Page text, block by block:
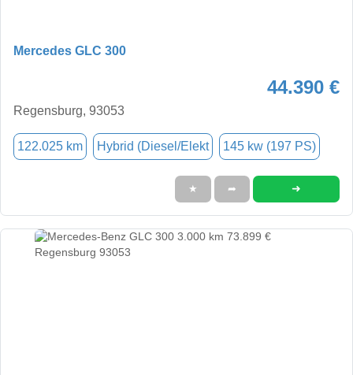
Mercedes GLC 300
44.390 €
Regensburg, 93053
122.025 km Hybrid (Diesel/Elekt 145 kw (197 PS)
★ ➦ ➜